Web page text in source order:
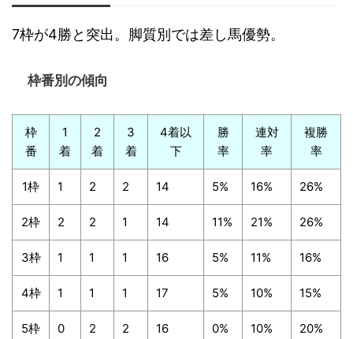
7枠が4勝と突出。脚質別では差し馬優勢。
枠番別の傾向
枠
番
1
着
2
着
3
着
4着以
下
勝
率
連対
率
複勝
率
1枠 1 2 2 14 5% 16% 26%
2枠 2 2 1 14 11% 21% 26%
3枠 1 1 1 16 5% 11% 16%
4枠 1 1 1 17 5% 10% 15%
5枠 0 2 2 16 0% 10% 20%